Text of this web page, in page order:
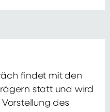
findet mit den
statt und wird
des